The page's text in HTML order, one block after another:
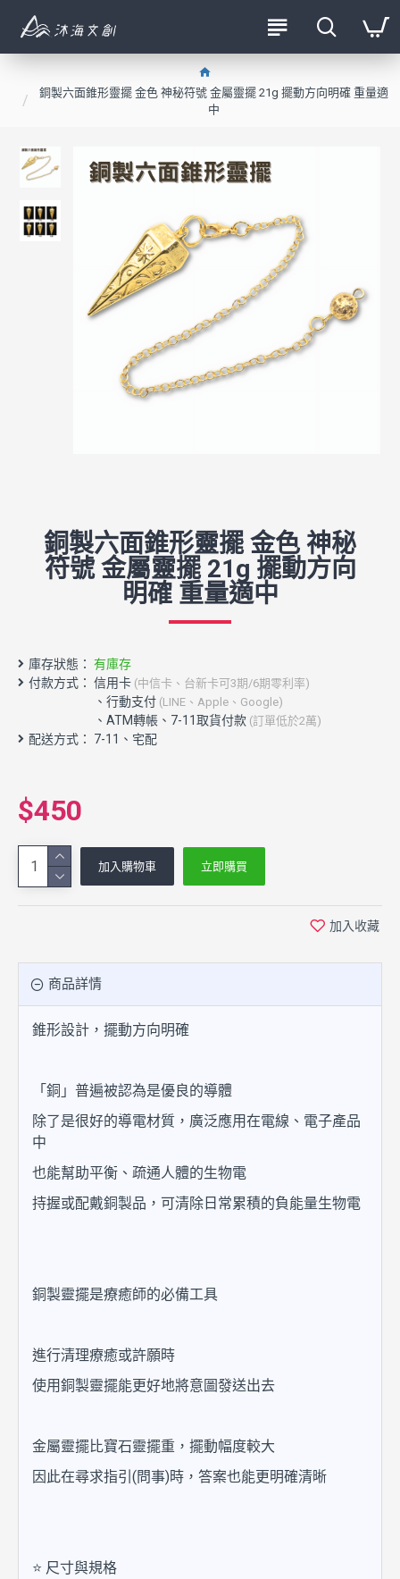
銅製六面錐形靈擺 金色 神秘符號 金屬靈擺 21g 擺動方向明確 重量適
中
銅製六面錐形靈擺 金色 神秘
符號 金屬靈擺 21g 擺動方向
明確 重量適中
庫存狀態： 有庫存
付款方式： 信用卡 (中信卡、台新卡可3期/6期零利率)
配送方式： 7-11、宅配
$450
加入購物車 立即購買
加入收藏
商品詳情
錐形設計，擺動方向明確
「銅」普遍被認為是優良的導體
除了是很好的導電材質，廣泛應用在電線、電子產品
中
也能幫助平衡、疏通人體的生物電
持握或配戴銅製品，可清除日常累積的負能量生物電
銅製靈擺是療癒師的必備工具
進行清理療癒或許願時
使用銅製靈擺能更好地將意圖發送出去
金屬靈擺比寶石靈擺重，擺動幅度較大
因此在尋求指引(問事)時，答案也能更明確清晰
⭐ 尺寸與規格